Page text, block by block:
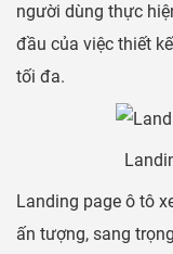
người dùng thực
đầu của việc thiết
tối đa.
Landing page ô tô
ấn tượng, sang